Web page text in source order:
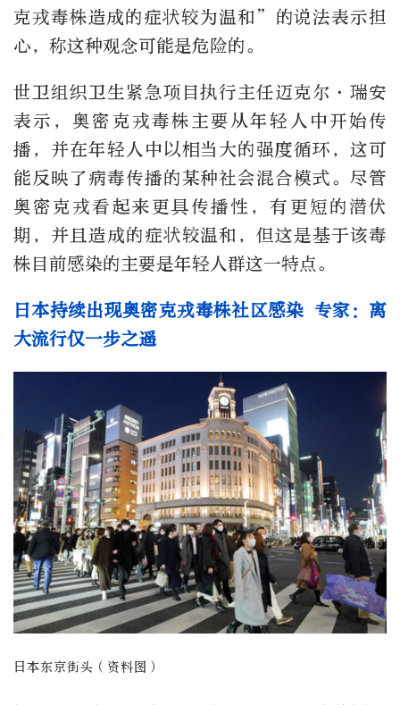
克戎毒株造成的症状较为温和”的说法表示担
心，称这种观念可能是危险的。
世卫组织卫生紧急项目执行主任迈克尔·瑞安
表示，奥密克戎毒株主要从年轻人中开始传
播，并在年轻人中以相当大的强度循环，这可
能反映了病毒传播的某种社会混合模式。尽管
奥密克戎看起来更具传播性，有更短的潜伏
期，并且造成的症状较温和，但这是基于该毒
株目前感染的主要是年轻人群这一特点。
日本持续出现奥密克戎毒株社区感染 专家：离
大流行仅一步之遥
日本东京街头（资料图）